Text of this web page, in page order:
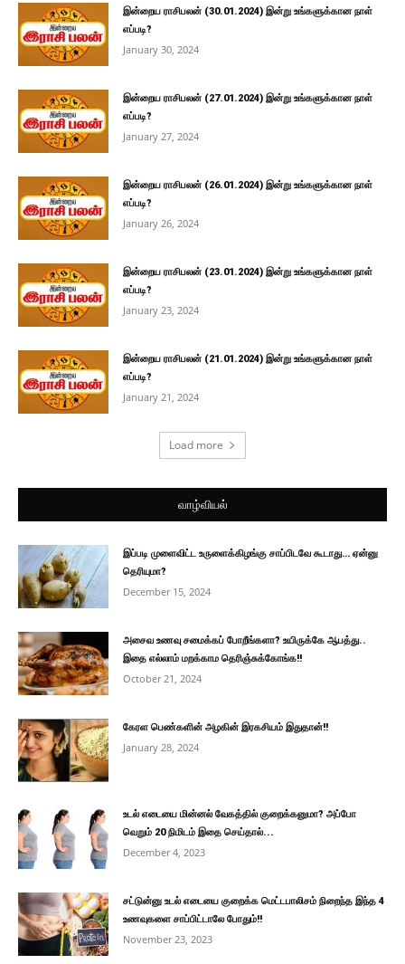
இன்றைய ராசிபலன் (30.01.2024) இன்று உங்களுக்கான நாள்
எப்படி?
January 30, 2024
இன்றைய ராசிபலன் (27.01.2024) இன்று உங்களுக்கான நாள்
எப்படி?
January 27, 2024
இன்றைய ராசிபலன் (26.01.2024) இன்று உங்களுக்கான நாள்
எப்படி?
January 26, 2024
இன்றைய ராசிபலன் (23.01.2024) இன்று உங்களுக்கான நாள்
எப்படி?
January 23, 2024
இன்றைய ராசிபலன் (21.01.2024) இன்று உங்களுக்கான நாள்
எப்படி?
January 21, 2024
Load more
வாழ்வியல்
இப்படி முளைவிட்ட உருளைக்கிழங்கு சாப்பிடவே கூடாது… ஏன்னு
தெரியுமா?
December 15, 2024
அசைவ உணவு சமைக்கப் போறீங்களா? உயிருக்கே ஆபத்து..
இதை எல்லாம் மறக்காம தெரிஞ்சுக்கோங்க!!
October 21, 2024
கேரள பெண்களின் அழகின் இரகசியம் இதுதான்!!
January 28, 2024
உடல் எடையை மின்னல் வேகத்தில் குறைக்கனுமா? அப்போ
வெறும் 20 நிமிடம் இதை செய்தால்...
December 4, 2023
சட்டுன்னு உடல் எடையை குறைக்க மெட்டபாலிசம் நிறைந்த இந்த 4
உணவுகளை சாப்பிட்டாலே போதும்!!
November 23, 2023